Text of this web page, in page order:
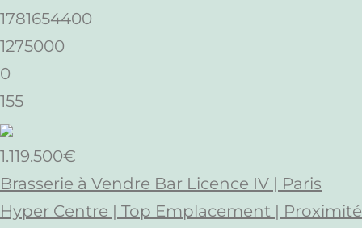
1781654400
1275000
0
155
1.119.500€
Brasserie à Vendre Bar Licence IV | Paris
Hyper Centre | Top Emplacement | Proximité